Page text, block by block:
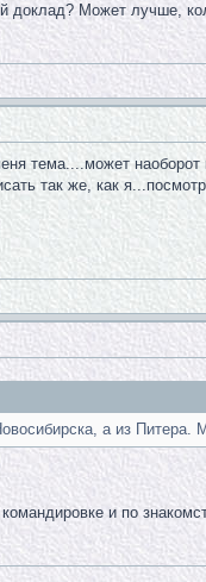
Может лучше,
тема....может
так же, как
а из
и по